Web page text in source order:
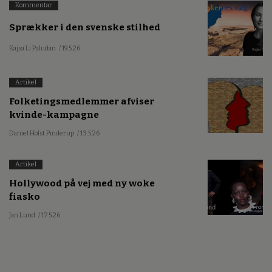
Kommentar
Sprækker i den svenske stilhed
Kajsa Li Paludan / 19.5.26
Artikel
Folketingsmedlemmer afviser
kvinde-kampagne
Daniel Holst Pinderup / 13.5.26
Artikel
Hollywood på vej med ny woke
fiasko
Jan Lund / 17.5.26